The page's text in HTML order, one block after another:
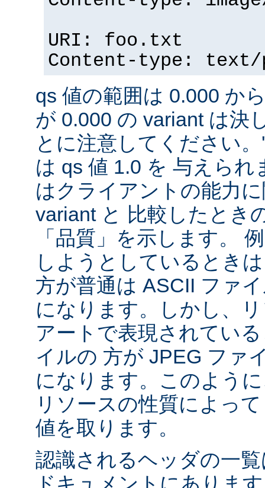
URI: foo.txt
Content-type:
qs 値の範囲は 0.000 か
が 0.000 の variant は決
とに注意してください
は qs 値 1.0 を 与えら
はクライアントの能力
variant と 比較したとき
「品質」を示します。
しようとしているとき
方が普通は ASCII ファ
になります。しかし、
アートで表現されてい
イルの 方が JPEG ファ
になります。このよう
リソースの性質によっ
値を取ります。
認識されるヘッダの一
ドキュメントにありま